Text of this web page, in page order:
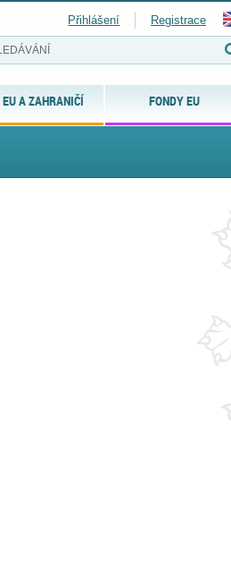
EU A ZAHRANIČÍ FONDY EU
Přihlášení Registrace